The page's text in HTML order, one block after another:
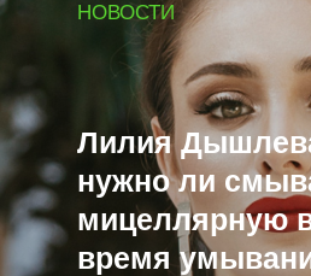
НОВОСТИ
Лилия
нужно ли
мицеллярную
время